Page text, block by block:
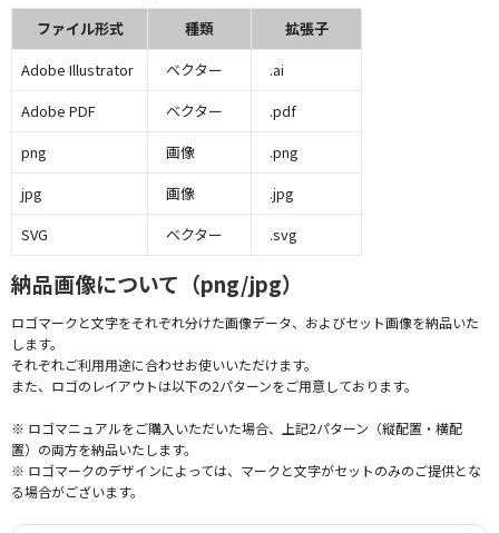
ファイル形式 種類
拡張子
Adobe Illustrator
ベクター
.ai
Adobe PDF
ベクター
.pdf
png
画像
.png
jpg
画像
.jpg
SVG
ベクター .svg
納品画像について（png/jpg）
ロゴマークと文字をそれぞれ分けた画像データ、およびセット画像を納品いた
します。
それぞれご利用用途に合わせお使いいただけます。
また、ロゴのレイアウトは以下の2パターンをご用意しております。
※ ロゴマニュアルをご購入いただいた場合、上記2パターン（縦配置・横配
置）の両方を納品いたします。
※ ロゴマークのデザインによっては、マークと文字がセットのみのご提供とな
る場合がございます。